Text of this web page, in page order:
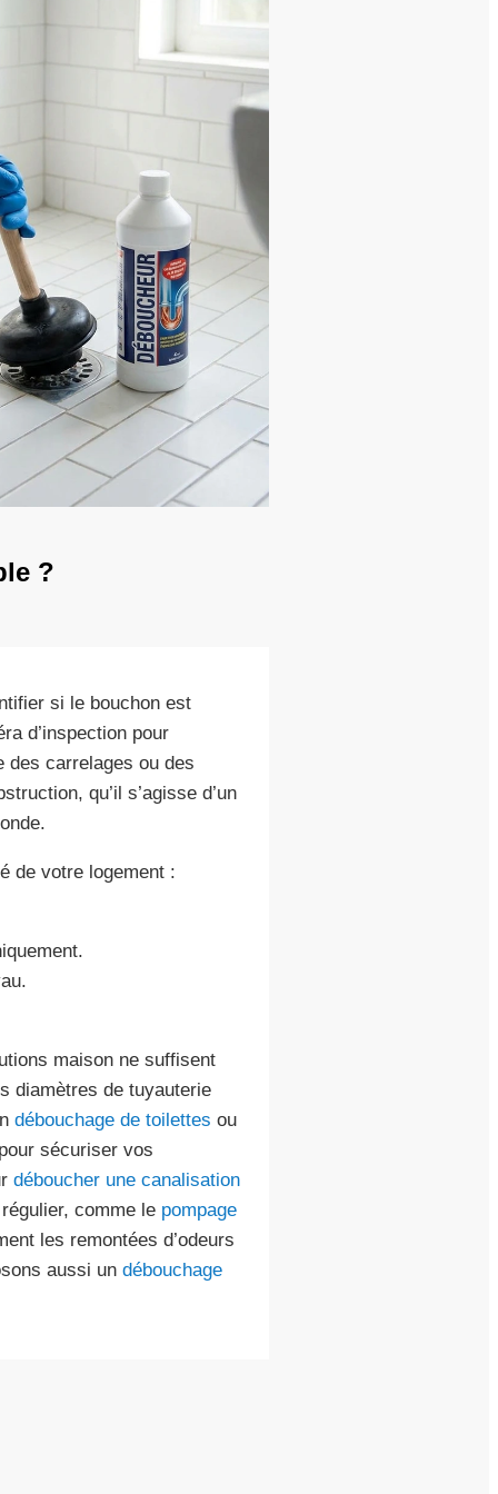
?
si le bouchon est
d’inspection pour
des carrelages ou des
qu’il s’agisse d’un
de votre logement :
maison ne suffisent
diamètres de tuyauterie
débouchage de toilettes ou
sécuriser vos
déboucher une canalisation
comme le pompage
les remontées d’odeurs
aussi un débouchage